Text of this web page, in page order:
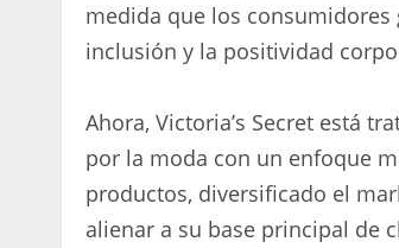
medida que los consumidores
inclusión y la positividad
Ahora, Victoria’s Secret está
por la moda con un enfoque
productos, diversificado el
alienar a su base principal de